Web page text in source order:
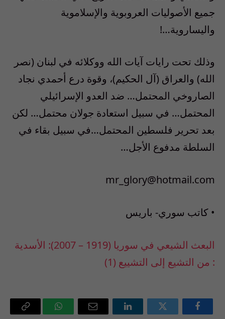
جميع الأصوليات العروبوية والإسلاموية
واليساروية…!
وذلك تحت رايات آيات الله ووكلائه في لبنان (نصر
الله) والعراق (آل الحكيم)، وقوة درع أحمدي نجاد
الصاروخي المحتمل… ضد العدو الإسرائيلي
المحتمل… في سبيل استعادة جولان محتمل… لكن
بعد تحرير فلسطين المحتمل…في سبيل بقاء في
السلطة مدفوع الأجل…
mr_glory@hotmail.com
• كاتب سوري- باريس
البعث الشيعي في سوريا (1919 – 2007): الأسدية
: من التشيع إلى التشييع (1)
فيسبوك تويتر لينكدإن
البريد
واتساب Copy